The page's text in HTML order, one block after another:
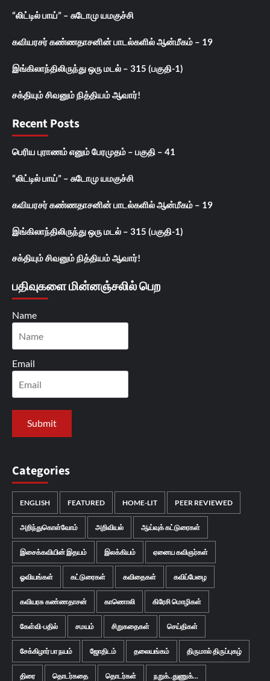
“லிட்டில் பாய்” – சுடோமு யமகுச்சி
கவியரசர் கண்ணதாசனின் பாடல்களில் ஆன்மீகம் – 19
இங்கிலாந்திலிருந்து ஒரு மடல் – 315 (பகுதி-1)
சக்தியும் சிவனும் நித்தியம் ஆவார்!
Recent Posts
பெரிய புராணம் எனும் பேரமுதம் – பகுதி – 41
“லிட்டில் பாய்” – சுடோமு யமகுச்சி
கவியரசர் கண்ணதாசனின் பாடல்களில் ஆன்மீகம் – 19
இங்கிலாந்திலிருந்து ஒரு மடல் – 315 (பகுதி-1)
சக்தியும் சிவனும் நித்தியம் ஆவார்!
பதிவுகளை மின்னஞ்சலில் பெற
Name
Email
Categories
ENGLISH FEATURED HOME-LIT PEER REVIEWED
அறிந்துகொள்வோம் அறிவியல் ஆய்வுக் கட்டுரைகள்
இசைக்கவியின் இதயம் இலக்கியம் ஏனைய கவிஞர்கள்
ஓவியங்கள் கட்டுரைகள் கவிதைகள் கவிப்பேழை
கவியரசு கண்ணதாசன் காணொலி கிரேசி மொழிகள்
கேள்வி-பதில் சமயம் சிறுகதைகள் செய்திகள்
சேக்கிழார் பா நயம் ஜோதிடம் தலையங்கம் திருமால் திருப்புகழ்
திரை தொடர்கதை தொடர்கள் நறுக்..துணுக்...